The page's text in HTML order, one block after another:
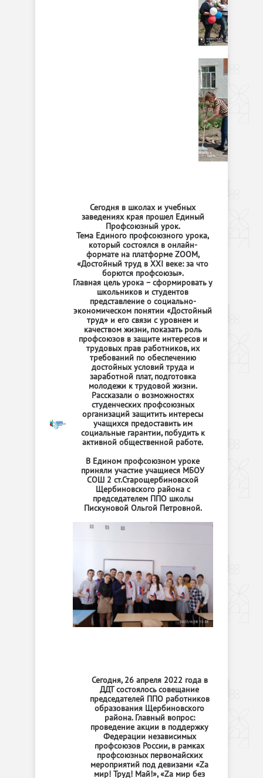
Сегодня в школах и учебных
заведениях края прошел Единый
Профсоюзный урок.
Тема Единого профсоюзного урока,
который состоялся в онлайн-
формате на платформе ZOOM,
«Достойный труд в XXI веке: за что
борются профсоюзы».
Главная цель урока – сформировать у
школьников и студентов
представление о социально-
экономическом понятии «Достойный
труд» и его связи с уровнем и
качеством жизни, показать роль
профсоюзов в защите интересов и
трудовых прав работников, их
требований по обеспечению
достойных условий труда и
заработной плат, подготовка
молодежи к трудовой жизни.
Рассказали о возможностях
студенческих профсоюзных
организаций защитить интересы
учащихся предоставить им
социальные гарантии, побудить к
активной общественной работе.
В Едином профсоюзном уроке
приняли участие учащиеся МБОУ
СОШ 2 ст.Старощербиновской
Щербиновского района с
председателем ППО школы
Пискуновой Ольгой Петровной.
Сегодня, 26 апреля 2022 года в
ДДТ состоялось совещание
председателей ППО работников
образования Щербиновского
района. Главный вопрос:
проведение акции в поддержку
Федерации независимых
профсоюзов России, в рамках
профсоюзных первомайских
мероприятий под девизами «Za
мир! Труд! Май!», «Zа мир без